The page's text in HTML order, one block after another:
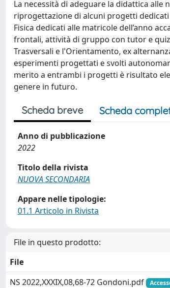
La necessità di adeguare la didattica alle
riprogettazione di alcuni progetti
Fisica dedicati alle matricole dell’anno
frontali, attività di gruppo con tutor e
Trasversali e l'Orientamento, ex
esperimenti progettati e svolti
merito a entrambi i progetti è risultato
genere in futuro.
Scheda breve Scheda
Anno di pubblicazione
2022
Titolo della rivista
NUOVA SECONDARIA
Appare nelle tipologie:
01.1 Articolo in Rivista
File in questo prodotto:
File
NS 2022,XXXIX,08,68-72 Gondoni.pdf